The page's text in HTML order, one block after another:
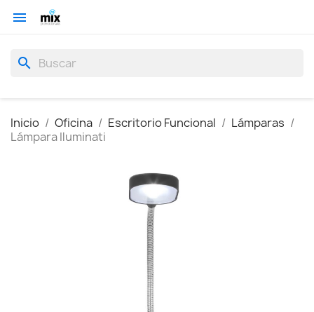

search
Inicio Oficina Escritorio Funcional
Lámparas
Lámpara Iluminati